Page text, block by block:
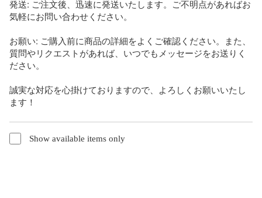
発送: ご注文後、迅速に発送いたします。ご不明点があればお
気軽にお問い合わせください。
お願い: ご購入前に商品の詳細をよくご確認ください。また、
質問やリクエストがあれば、いつでもメッセージをお送りく
ださい。
誠実な対応を心掛けておりますので、よろしくお願いいたし
ます！
Show available items only